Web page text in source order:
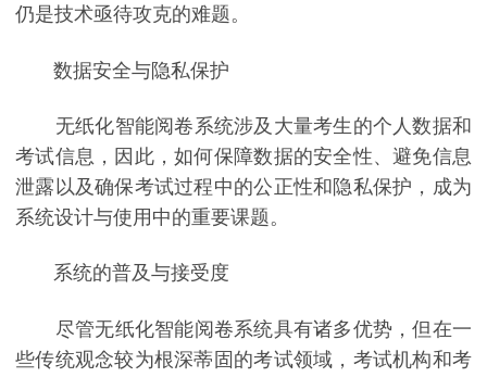
仍是技术亟待攻克的难题。
数据安全与隐私保护
无纸化智能阅卷系统涉及大量考生的个人数据和
考试信息，因此，如何保障数据的安全性、避免信息
泄露以及确保考试过程中的公正性和隐私保护，成为
系统设计与使用中的重要课题。
系统的普及与接受度
尽管无纸化智能阅卷系统具有诸多优势，但在一
些传统观念较为根深蒂固的考试领域，考试机构和考